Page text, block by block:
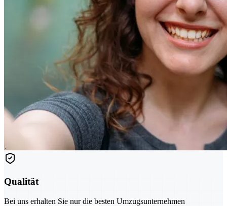
Qualität
Bei uns erhalten Sie nur die besten Umzugsunternehmen